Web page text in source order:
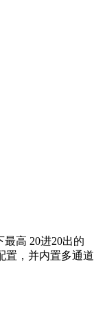
最高 20进20出的
置，并内置多通道